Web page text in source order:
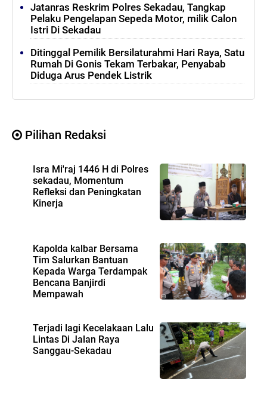
Jatanras Reskrim Polres Sekadau, Tangkap
Pelaku Pengelapan Sepeda Motor, milik Calon
Istri Di Sekadau
Ditinggal Pemilik Bersilaturahmi Hari Raya, Satu
Rumah Di Gonis Tekam Terbakar, Penyabab
Diduga Arus Pendek Listrik
Pilihan Redaksi
Isra Mi'raj 1446 H di Polres
sekadau, Momentum
Refleksi dan Peningkatan
Kinerja
Kapolda kalbar Bersama
Tim Salurkan Bantuan
Kepada Warga Terdampak
Bencana Banjirdi
Mempawah
Terjadi lagi Kecelakaan Lalu
Lintas Di Jalan Raya
Sanggau-Sekadau